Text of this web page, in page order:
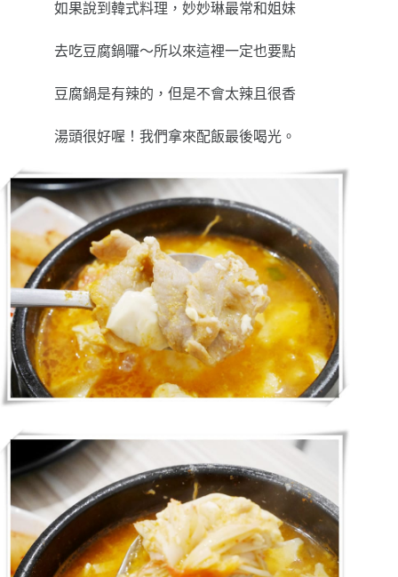
如果說到韓式料理，妙妙琳最常和姐妹
去吃豆腐鍋囉～所以來這裡一定也要點
豆腐鍋是有辣的，但是不會太辣且很香
湯頭很好喔！我們拿來配飯最後喝光。